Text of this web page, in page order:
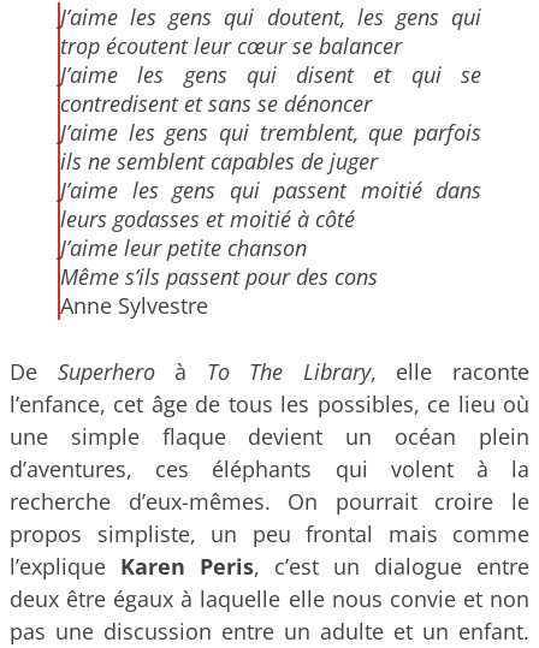
J’aime les gens qui doutent, les gens qui
trop écoutent leur cœur se balancer
J’aime les gens qui disent et qui se
contredisent et sans se dénoncer
J’aime les gens qui tremblent, que parfois
ils ne semblent capables de juger
J’aime les gens qui passent moitié dans
leurs godasses et moitié à côté
J’aime leur petite chanson
Même s’ils passent pour des cons
Anne Sylvestre
De Superheroà To The Library, elle raconte
l’enfance, cet âge de tous les possibles, ce lieu où
une simple flaque devient un océan plein
d’aventures, ces éléphants qui volent à la
recherche d’eux-mêmes. On pourrait croire le
propos simpliste, un peu frontal mais comme
l’explique Karen Peris, c’est un dialogue entre
deux être égaux à laquelle elle nous convie et non
pas une discussion entre un adulte et un enfant.